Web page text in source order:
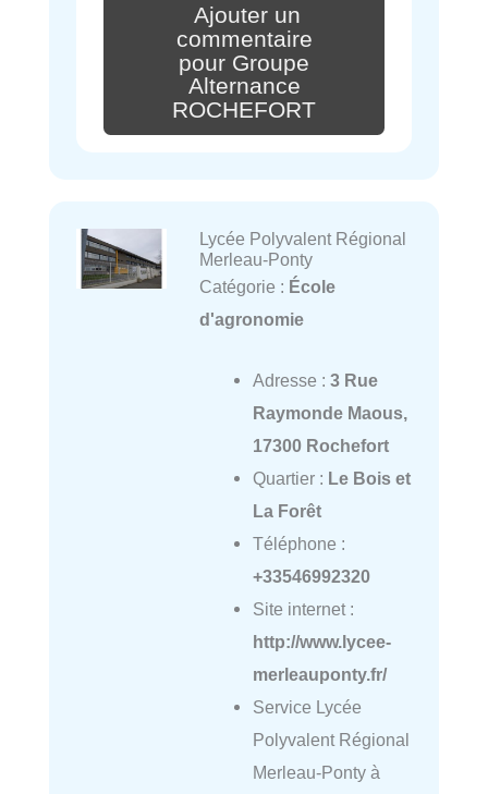
Ajouter un
commentaire
pour Groupe
Alternance
ROCHEFORT
Lycée Polyvalent Régional
Merleau-Ponty
Catégorie : École
d'agronomie
Adresse : 3 Rue
Raymonde Maous,
17300 Rochefort
Quartier : Le Bois et
La Forêt
Téléphone :
+33546992320
Site internet :
http://www.lycee-
merleauponty.fr/
Service Lycée
Polyvalent Régional
Merleau-Ponty à